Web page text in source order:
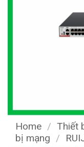
Home / Thiết
bị mạng /